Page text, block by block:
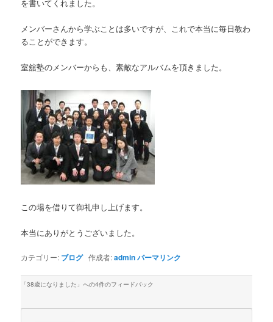
を書いてくれました。
メンバーさんから学ぶことは多いですが、これで本当に毎日教わ
ることができます。
室舘塾のメンバーからも、素敵なアルバムを頂きました。
この場を借りて御礼申し上げます。
本当にありがとうございました。
カテゴリー: ブログ作成者:adminパーマリンク
「38歳になりました 」への4件のフィードバック